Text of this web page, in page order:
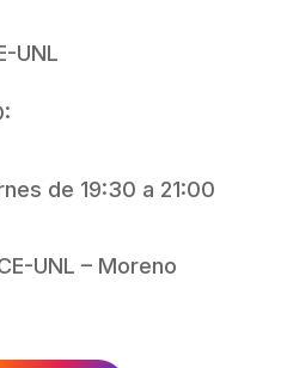
UNL
de 19:30 a 21:00
UNL – Moreno